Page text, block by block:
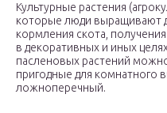
Культурные растения
которые люди выращивают
кормления скота,
в декоративных и иных
пасленовых растений
пригодные для комнатного
ложноперечный.